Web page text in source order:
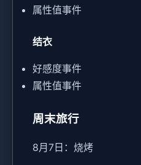
属性值事件
结衣
好感度事件
属性值事件
周末旅行
8月7日：烧烤